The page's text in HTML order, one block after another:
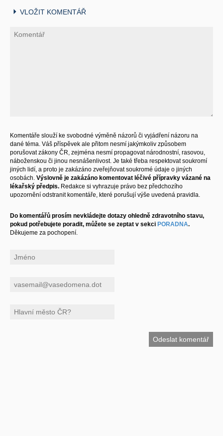
VLOŽIT KOMENTÁŘ
Komentáře slouží ke svobodné výměně názorů či vyjádření názoru na
dané téma. Váš příspěvek ale přitom nesmí jakýmkoliv způsobem
porušovat zákony ČR, zejména nesmí propagovat národnostní, rasovou,
náboženskou či jinou nesnášenlivost. Je také třeba respektovat soukromí
jiných lidí, a proto je zakázáno zveřejňovat soukromé údaje o jiných
osobách. Výslovně je zakázáno komentovat léčivé přípravky vázané na
lékařský předpis. Redakce si vyhrazuje právo bez předchozího
upozornění odstranit komentáře, které porušují výše uvedená pravidla.
Do komentářů prosím nevkládejte dotazy ohledně zdravotního stavu,
pokud potřebujete poradit, můžete se zeptat v sekci PORADNA.
Děkujeme za pochopení.